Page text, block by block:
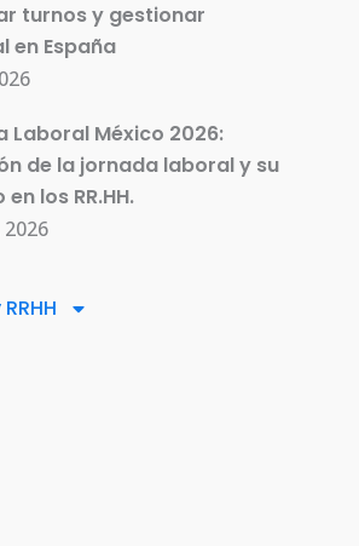
turnos y gestionar
en España
Laboral México 2026:
de la jornada laboral y su
los RR.HH.